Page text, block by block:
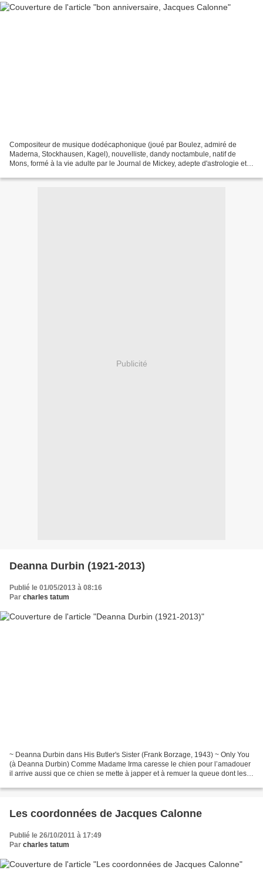
Compositeur de musique dodécaphonique (joué par Boulez, admiré de
Maderna, Stockhausen, Kagel), nouvelliste, dandy noctambule, natif de
Mons, formé à la vie adulte par le Journal de Mickey, adepte d'astrologie et
Publicité
Deanna Durbin (1921-2013)
Publié le 01/05/2013 à 08:16
Par charles tatum
~ Deanna Durbin dans His Butler's Sister (Frank Borzage, 1943) ~ Only You
(à Deanna Durbin) Comme Madame Irma caresse le chien pour l’amadouer
il arrive aussi que ce chien se mette à japper et à remuer la queue dont les
Les coordonnées de Jacques Calonne
Publié le 26/10/2011 à 17:49
Par charles tatum